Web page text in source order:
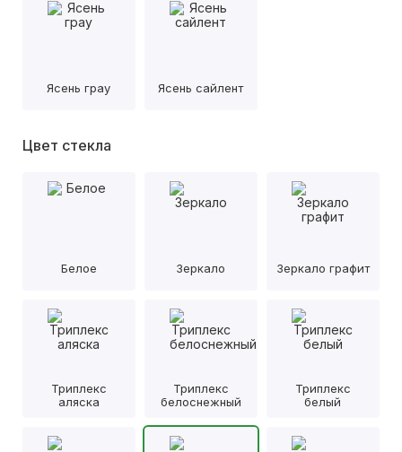
Ясень грау Ясень сайлент
Цвет стекла
Белое Зеркало Зеркало графит
Триплекс
аляска
Триплекс
белоснежный
Триплекс
белый